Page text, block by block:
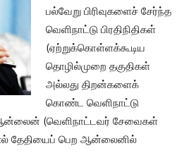
பல்வேறு பிரிவுகளைச் சேர்ந்த
வெளிநாட்டு பிரதிநிதிகள்
(ஏற்றுக்கொள்ளக்கூடிய
தொழில்முறை தகுதிகள்
அல்லது திறன்களைக்
கொண்ட வெளிநாட்டு
ஆன்லைன் (வெளிநாட்டவர் சேவைகள்
தேதியைப் பெற ஆன்லைனில்